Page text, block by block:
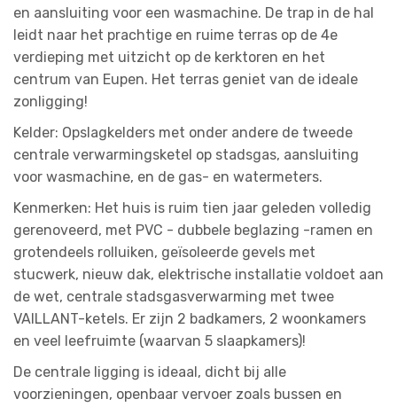
en aansluiting voor een wasmachine. De trap in de hal
leidt naar het prachtige en ruime terras op de 4e
verdieping met uitzicht op de kerktoren en het
centrum van Eupen. Het terras geniet van de ideale
zonligging!
Kelder: Opslagkelders met onder andere de tweede
centrale verwarmingsketel op stadsgas, aansluiting
voor wasmachine, en de gas- en watermeters.
Kenmerken: Het huis is ruim tien jaar geleden volledig
gerenoveerd, met PVC - dubbele beglazing -ramen en
grotendeels rolluiken, geïsoleerde gevels met
stucwerk, nieuw dak, elektrische installatie voldoet aan
de wet, centrale stadsgasverwarming met twee
VAILLANT-ketels. Er zijn 2 badkamers, 2 woonkamers
en veel leefruimte (waarvan 5 slaapkamers)!
De centrale ligging is ideaal, dicht bij alle
voorzieningen, openbaar vervoer zoals bussen en